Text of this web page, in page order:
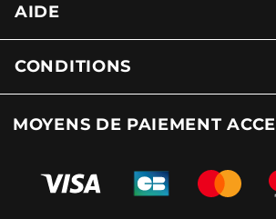
AIDE
CONDITIONS
MOYENS DE PAIEMENT